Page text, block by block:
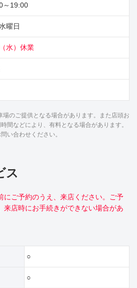
～19:00
曜日
水）休業
のご提供となる場合があります。また店頭お
間などにより、有料となる場合があります。
い合わせください。
ス
にご予約のうえ、来店ください。ご予
来店時にお手続きができない場合があ
○
○